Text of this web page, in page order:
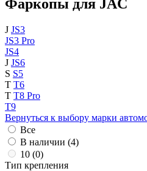
Фаркопы для JAC
J JS3
JS3 Pro
JS4
J JS6
S S5
T T6
T T8 Pro
T9
Вернуться к выбору марки
Все
В наличии (4)
10 (0)
Тип крепления